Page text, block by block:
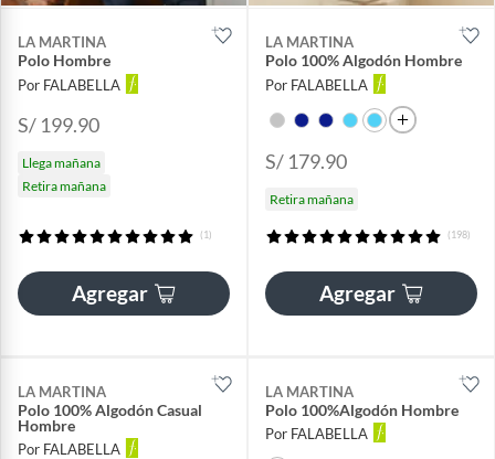
LA MARTINA
Polo Hombre
Por FALABELLA
S/ 199.90
Llega mañana
Retira mañana
(1)
Agregar
LA MARTINA
Polo 100% Algodón Hombre
Por FALABELLA
S/ 179.90
Retira mañana
(198)
Agregar
LA MARTINA
Polo 100% Algodón Casual
Hombre
Por FALABELLA
LA MARTINA
Polo 100%Algodón Hombre
Por FALABELLA